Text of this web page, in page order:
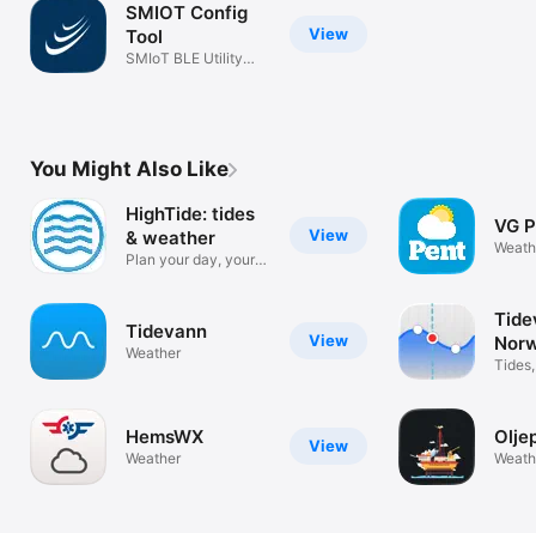
View
SMIOT Config
Tool
SMIoT BLE Utility
You Might Also Like
View
HighTide: tides
& weather
Plan your day, your
View
Tidevann
Weather
View
HemsWX
Weather
VG